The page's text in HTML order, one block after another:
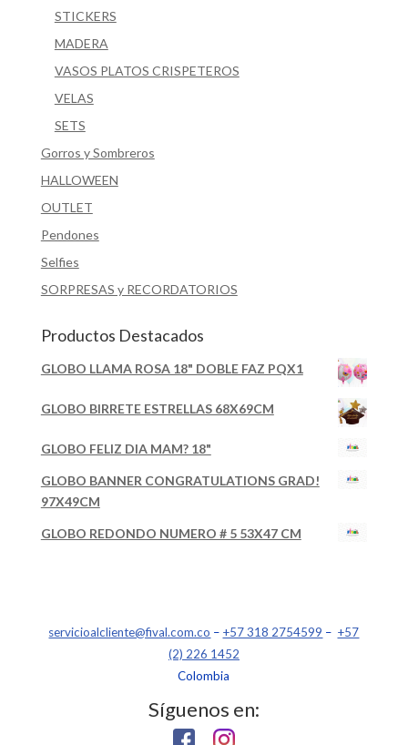
STICKERS
MADERA
VASOS PLATOS CRISPETEROS
VELAS
SETS
Gorros y Sombreros
HALLOWEEN
OUTLET
Pendones
Selfies
SORPRESAS y RECORDATORIOS
Productos Destacados
GLOBO LLAMA ROSA 18" DOBLE FAZ PQX1
GLOBO BIRRETE ESTRELLAS 68X69CM
GLOBO FELIZ DIA MAM? 18"
GLOBO BANNER CONGRATULATIONS GRAD!
97X49CM
GLOBO REDONDO NUMERO # 5 53X47 CM
servicioalcliente@fival.com.co – +57 318 2754599 – +57
(2) 226 1452
Colombia
Síguenos en: